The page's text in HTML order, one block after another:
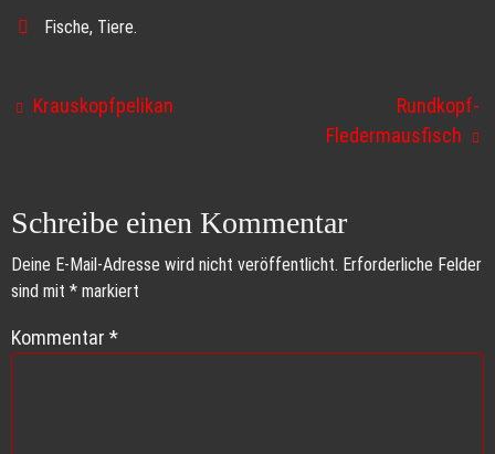
Fische, Tiere.
Krauskopfpelikan
Rundkopf-
Fledermausfisch
Schreibe einen Kommentar
Deine E-Mail-Adresse wird nicht veröffentlicht. Erforderliche Felder
sind mit * markiert
Kommentar *